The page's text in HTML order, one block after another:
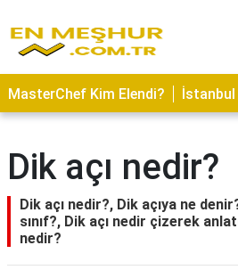
ASTROLOJİ
SAĞLIK
TARİFLERİ
GEZİLECEK
YERLER
MasterChef Kim Elendi? İstanbul
Dik açı nedir?
Dik açı nedir?, Dik açıya ne
sınıf?, Dik açı nedir çizerek
nedir?